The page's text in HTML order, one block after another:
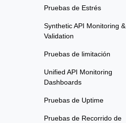
Pruebas de Estrés
Synthetic API Monitoring &
Validation
Pruebas de limitación
Unified API Monitoring
Dashboards
Pruebas de Uptime
Pruebas de Recorrido de